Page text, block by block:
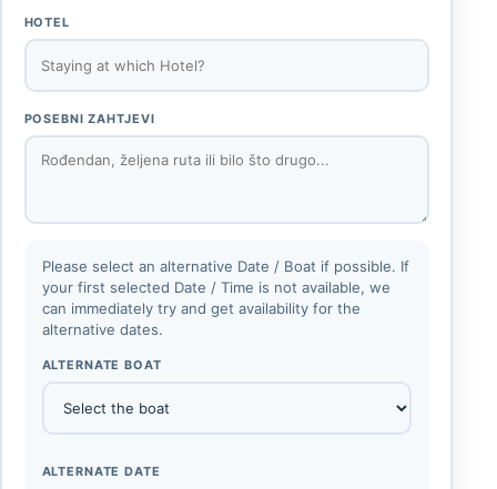
HOTEL
POSEBNI ZAHTJEVI
Please select an alternative Date / Boat if possible. If
your first selected Date / Time is not available, we
can immediately try and get availability for the
alternative dates.
ALTERNATE BOAT
ALTERNATE DATE